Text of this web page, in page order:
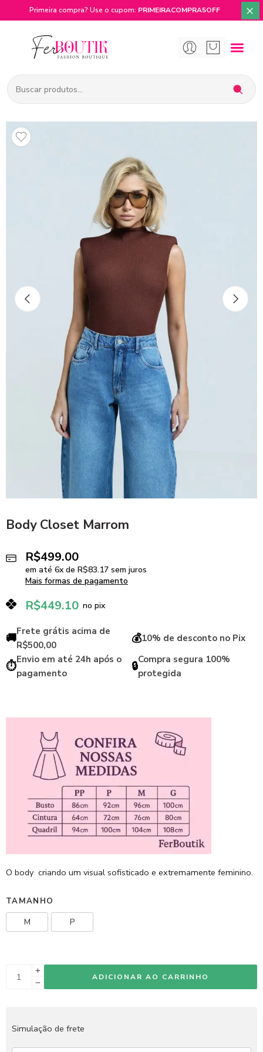
Primeira compra? Use o cupom: PRIMEIRACOMPRA5OFF ×
Body Closet Marrom
R$499.00
em até 6x de R$83.17 sem juros
Mais formas de pagamento
R$449.10 no pix
🚚Frete grátis acima de
R$500,00
💰10% de desconto no Pix
⏱️Envio em até 24h após o
pagamento
🔒Compra segura 100%
protegida
O body criando um visual sofisticado e extremamente feminino.
TAMANHO
M P
ADICIONAR AO CARRINHO
Simulação de frete